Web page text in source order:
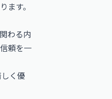
す。
わる内
頼を一
く優